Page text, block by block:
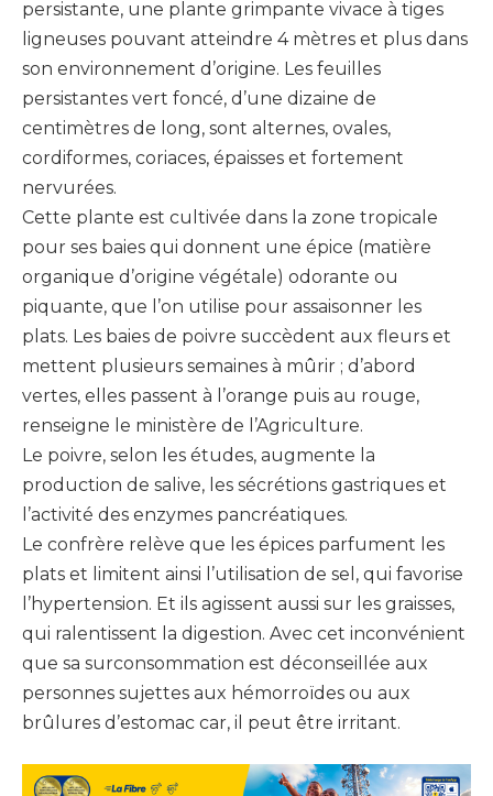
persistante, une plante grimpante vivace à tiges
ligneuses pouvant atteindre 4 mètres et plus dans
son environnement d’origine. Les feuilles
persistantes vert foncé, d’une dizaine de
centimètres de long, sont alternes, ovales,
cordiformes, coriaces, épaisses et fortement
nervurées.
Cette plante est cultivée dans la zone tropicale
pour ses baies qui donnent une épice (matière
organique d’origine végétale) odorante ou
piquante, que l’on utilise pour assaisonner les
plats. Les baies de poivre succèdent aux fleurs et
mettent plusieurs semaines à mûrir ; d’abord
vertes, elles passent à l’orange puis au rouge,
renseigne le ministère de l’Agriculture.
Le poivre, selon les études, augmente la
production de salive, les sécrétions gastriques et
l’activité des enzymes pancréatiques.
Le confrère relève que les épices parfument les
plats et limitent ainsi l’utilisation de sel, qui favorise
l’hypertension. Et ils agissent aussi sur les graisses,
qui ralentissent la digestion. Avec cet inconvénient
que sa surconsommation est déconseillée aux
personnes sujettes aux hémorroïdes ou aux
brûlures d’estomac car, il peut être irritant.